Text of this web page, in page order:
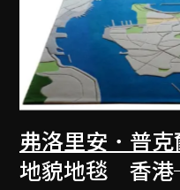
弗洛里安．普克
地貌地毯 香